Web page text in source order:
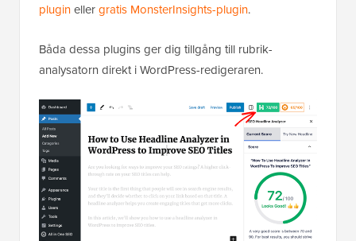
pluginellergratis MonsterInsights-plugin.
Båda dessa plugins ger dig tillgång till rubrik-
analysatorn direkt i WordPress-redigeraren.